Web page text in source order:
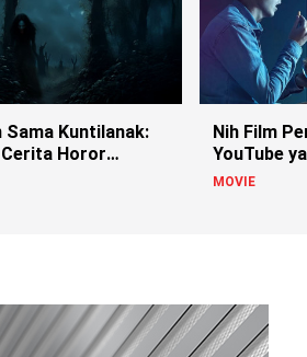
Sama Kuntilanak:
Horor
Nih Film
YouTube
MOVIE